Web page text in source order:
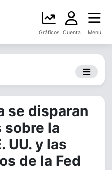
Gráficos Cuenta Menú
se disparan
sobre la
UU. y las
de la Fed